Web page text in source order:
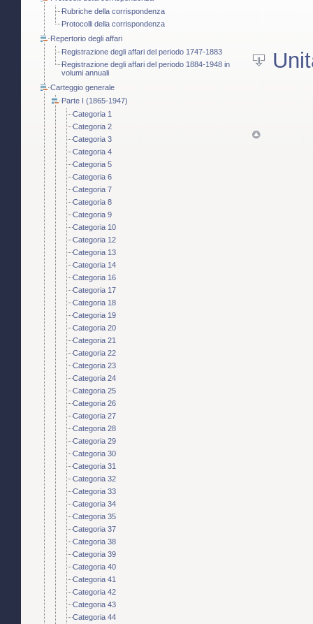
Rubriche della corrispondenza
Protocolli della corrispondenza
Repertorio degli affari
Registrazione degli affari del periodo 1747-1883
Registrazione degli affari del periodo 1884-1948 in
volumi annuali
Carteggio generale
Parte I (1865-1947)
Categoria 1
Categoria 2
Categoria 3
Categoria 4
Categoria 5
Categoria 6
Categoria 7
Categoria 8
Categoria 9
Categoria 10
Categoria 12
Categoria 13
Categoria 14
Categoria 16
Categoria 17
Categoria 18
Categoria 19
Categoria 20
Categoria 21
Categoria 22
Categoria 23
Categoria 24
Categoria 25
Categoria 26
Categoria 27
Categoria 28
Categoria 29
Categoria 30
Categoria 31
Categoria 32
Categoria 33
Categoria 34
Categoria 35
Categoria 37
Categoria 38
Categoria 39
Categoria 40
Categoria 41
Categoria 42
Categoria 43
Categoria 44